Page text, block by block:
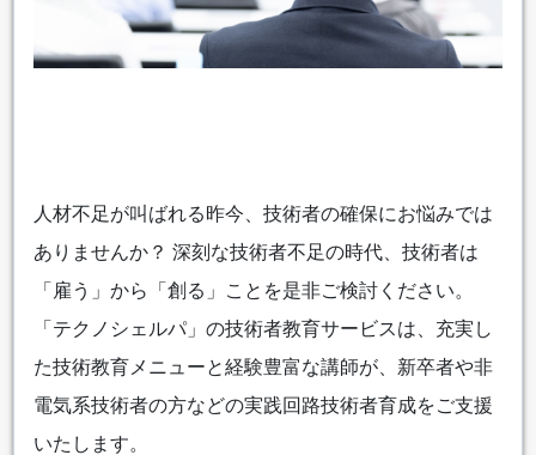
人材不足が叫ばれる昨今、技術者の確保にお悩みでは
ありませんか？ 深刻な技術者不足の時代、技術者は
「雇う」から「創る」ことを是非ご検討ください。
「テクノシェルパ」の技術者教育サービスは、充実し
た技術教育メニューと経験豊富な講師が、新卒者や非
電気系技術者の方などの実践回路技術者育成をご支援
いたします。